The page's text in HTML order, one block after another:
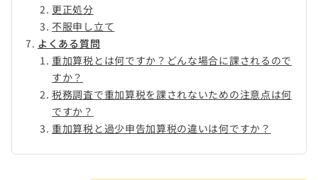
更正処分
不服申し立て
よくある質問
重加算税とは何ですか？どんな場合に課されるので
すか？
税務調査で重加算税を課されないための注意点は何
ですか？
重加算税と過少申告加算税の違いは何ですか？